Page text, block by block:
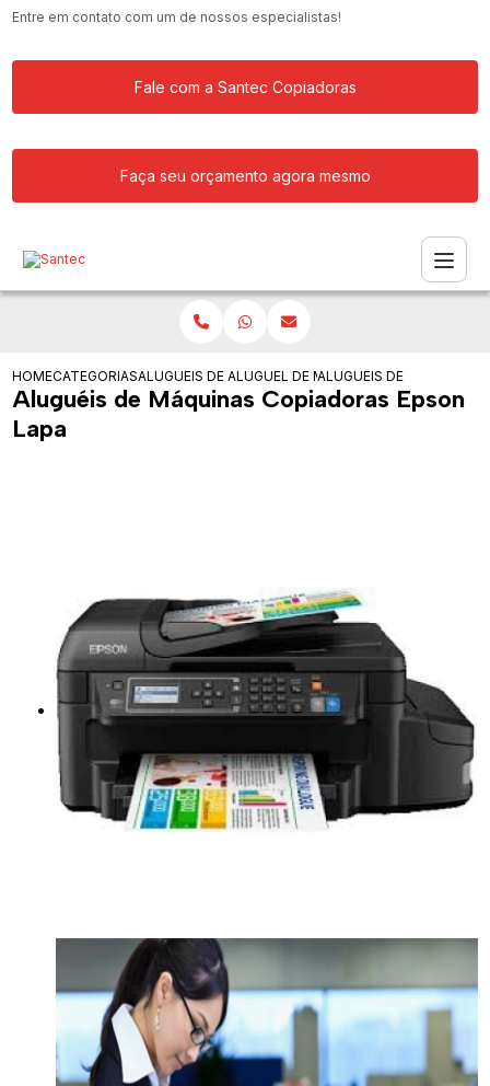
Entre em contato com um de nossos especialistas!
Fale com a Santec Copiadoras
Faça seu orçamento agora mesmo
HOMECATEGORIASALUGUEIS DE COPIADORASALUGUEL DE MAQUINA COPIADORA
ALUGUEIS DE MAQUINAS
Aluguéis de Máquinas Copiadoras Epson
Lapa